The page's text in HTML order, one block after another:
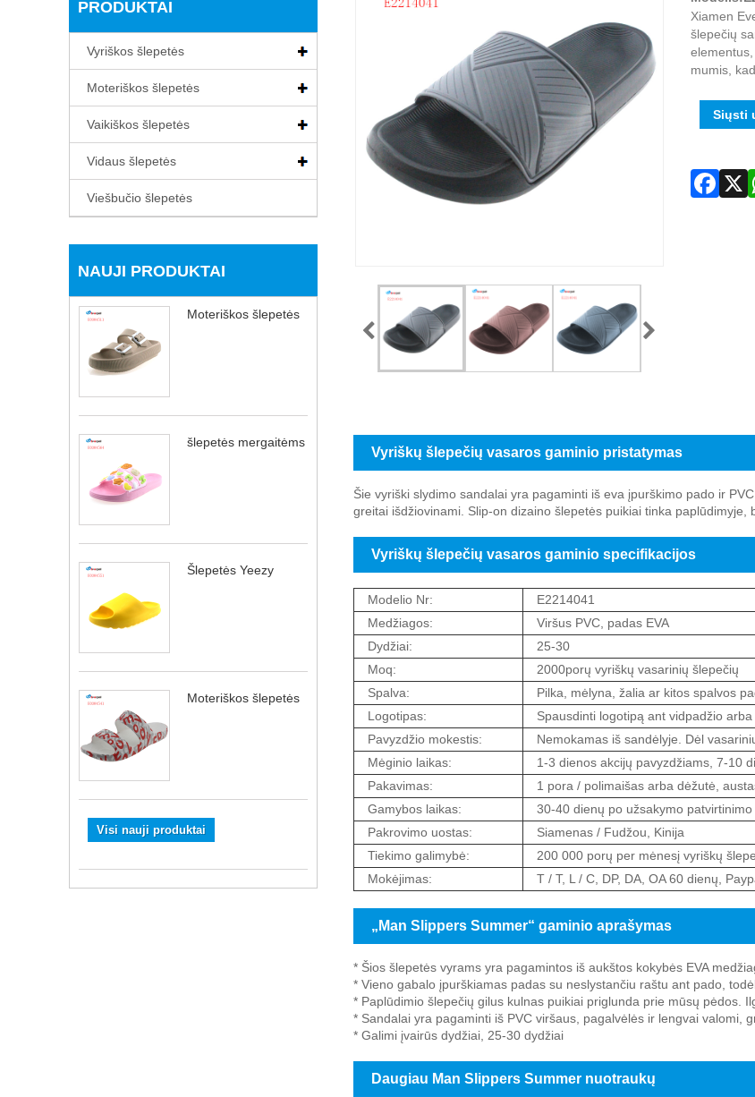
PRODUKTAI
Vyriškos šlepetės
Moteriškos šlepetės
Vaikiškos šlepetės
Vidaus šlepetės
Viešbučio šlepetės
NAUJI PRODUKTAI
Moteriškos šlepetės
šlepetės mergaitėms
Šlepetės Yeezy
Moteriškos šlepetės
Visi nauji produktai
Xiamen
šlepečių
mumis,
Siųsti
Vyriškų šlepečių vasaros gaminio pristatymas
Šie vyriški slydimo sandalai yra pagaminti iš eva įpurškimo pado ir
greitai išdžiovinami. Slip-on dizaino šlepetės puikiai tinka paplūdimyje,
Vyriškų šlepečių vasaros gaminio specifikacijos
Modelio Nr:
E2214041
Medžiagos:
Viršus PVC, padas EVA
Dydžiai:
25-30
Moq:
2000porų vyriškų vasarinių šlepečių
Spalva:
Pilka, mėlyna, žalia ar kitos spalvos
Logotipas:
Spausdinti logotipą ant vidpadžio
Pavyzdžio mokestis:
Nemokamas iš sandėlyje. Dėl
Mėginio laikas:
1-3 dienos akcijų pavyzdžiams, 7-10
Pakavimas:
1 pora / polimaišas arba dėžutė,
Gamybos laikas:
30-40 dienų po užsakymo patvirtinimo
Pakrovimo uostas:
Siamenas / Fudžou, Kinija
Tiekimo galimybė:
200 000 porų per mėnesį vyriškų
Mokėjimas:
T / T, L / C, DP, DA, OA 60 dienų,
„Man Slippers Summer“ gaminio aprašymas
* Šios šlepetės vyrams yra pagamintos iš aukštos kokybės EVA
* Vieno gabalo įpurškiamas padas su neslystančiu raštu ant pado,
* Paplūdimio šlepečių gilus kulnas puikiai priglunda prie mūsų pėdos.
* Sandalai yra pagaminti iš PVC viršaus, pagalvėlės ir lengvai valomi,
* Galimi įvairūs dydžiai, 25-30 dydžiai
Daugiau Man Slippers Summer nuotraukų